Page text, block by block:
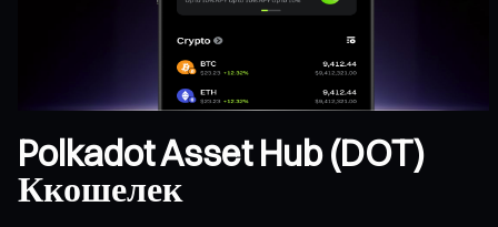
Polkadot Asset Hub (DOT)
Ккошелек